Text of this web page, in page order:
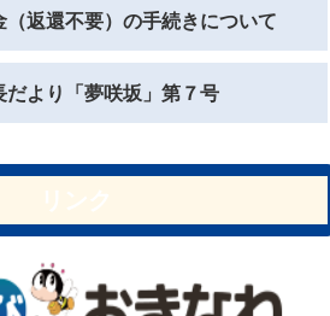
（返還不要）の手続きについて
だより「夢咲坂」第７号